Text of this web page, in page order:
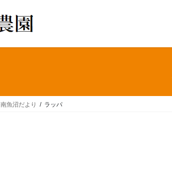
南魚沼だより ラッパ